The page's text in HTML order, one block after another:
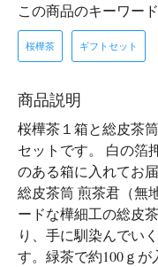
この商品のキーワード
桜樺茶 ギフトセット
商品説明
桜樺茶１箱と総皮茶
セットです。 白の箔
のある箱に入れてお
総皮茶筒 煎茶君（無
ードな樺細工の総皮
り、手に馴染んでい
す。緑茶で約100ｇ